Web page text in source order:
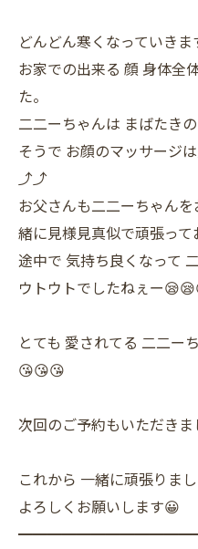
どんどん寒くなっていきま
お家での出来る 顔 身体全
た。
二二ーちゃんは まばたき
そうで お顔のマッサージ
⤴⤴
お父さんも二二ーちゃん
緒に見様見真似で頑張って
途中で 気持ち良くなって
ウトウトでしたねぇー
とても 愛されてる 二二ー
😘😘😘
次回のご予約もいただきま
これから 一緒に頑張りま
よろしくお願いします😀